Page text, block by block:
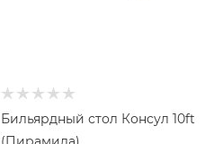
Бильярдный стол Консул 10ft